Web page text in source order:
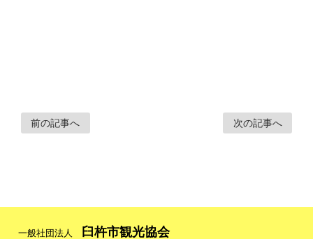
前の記事へ 次の記事へ
一般社団法人 臼杵市観光協会